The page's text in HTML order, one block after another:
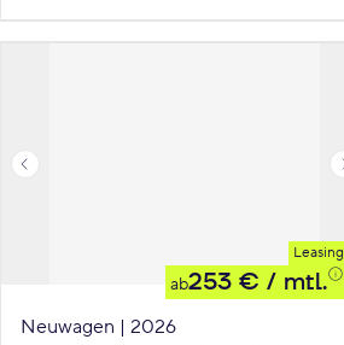
Leasing
ab253 € / mtl.
Neuwagen | 2026